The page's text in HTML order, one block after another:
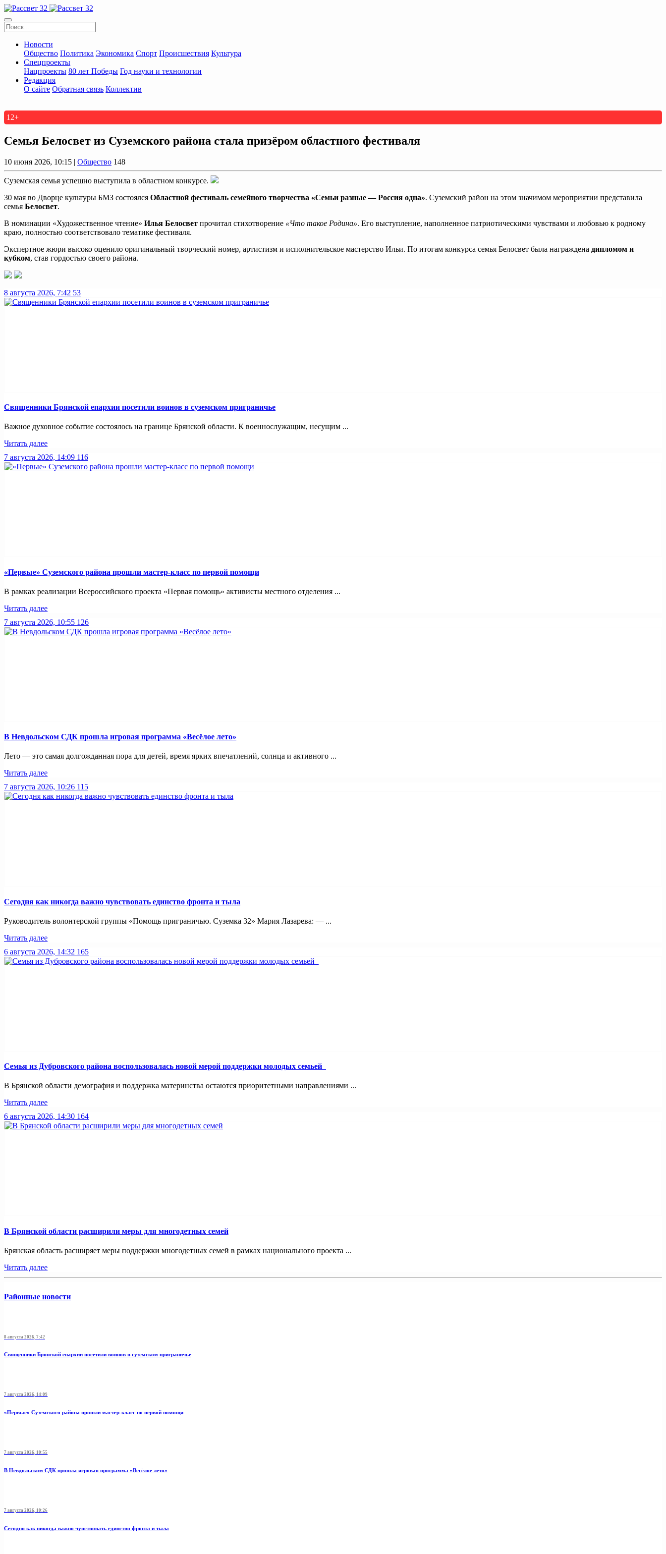
Новости
Общество Политика Экономика Спорт Происшествия Культура
Спецпроекты
Нацпроекты 80 лет Победы Год науки и технологии
Редакция
О сайте Обратная связь Коллектив
12+
Семья Белосвет из Суземского района стала призёром областного фестиваля
10 июня 2026, 10:15 | Общество 148
Суземская семья успешно выступила в областном конкурсе.
30 мая во Дворце культуры БМЗ состоялся Областной фестиваль семейного творчества «Семьи разные — Россия одна». Суземский район на этом значимом мероприятии представила
семья Белосвет.
В номинации «Художественное чтение» Илья Белосвет прочитал стихотворение «Что такое Родина». Его выступление, наполненное патриотическими чувствами и любовью к родному
краю, полностью соответствовало тематике фестиваля.
Экспертное жюри высоко оценило оригинальный творческий номер, артистизм и исполнительское мастерство Ильи. По итогам конкурса семья Белосвет была награждена дипломом и
кубком, став гордостью своего района.
8 августа 2026, 7:42 53
Священники Брянской епархии посетили воинов в суземском приграничье
Важное духовное событие состоялось на границе Брянской области. К военнослужащим, несущим ...
Читать далее
7 августа 2026, 14:09 116
«Первые» Суземского района прошли мастер-класс по первой помощи
В рамках реализации Всероссийского проекта «Первая помощь» активисты местного отделения ...
Читать далее
7 августа 2026, 10:55 126
В Невдольском СДК прошла игровая программа «Весёлое лето»
Лето — это самая долгожданная пора для детей, время ярких впечатлений, солнца и активного ...
Читать далее
7 августа 2026, 10:26 115
Сегодня как никогда важно чувствовать единство фронта и тыла
Руководитель волонтерской группы «Помощь приграничью. Суземка 32» Мария Лазарева: — ...
Читать далее
6 августа 2026, 14:32 165
Семья из Дубровского района воспользовалась новой мерой поддержки молодых семьей
В Брянской области демография и поддержка материнства остаются приоритетными направлениями ...
Читать далее
6 августа 2026, 14:30 164
В Брянской области расширили меры для многодетных семей
Брянская область расширяет меры поддержки многодетных семей в рамках национального проекта ...
Читать далее
Районные новости
8 августа 2026, 7:42
Священники Брянской епархии посетили воинов в суземском приграничье
7 августа 2026, 14:09
«Первые» Суземского района прошли мастер-класс по первой помощи
7 августа 2026, 10:55
В Невдольском СДК прошла игровая программа «Весёлое лето»
7 августа 2026, 10:26
Сегодня как никогда важно чувствовать единство фронта и тыла